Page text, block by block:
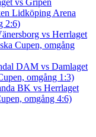
vs Gripen
Lidköping Arena
2:6)
vs Herrlaget
Cupen, omgång
DAM vs Damlaget
omgång 1:3)
BK vs Herrlaget
omgång 4:6)